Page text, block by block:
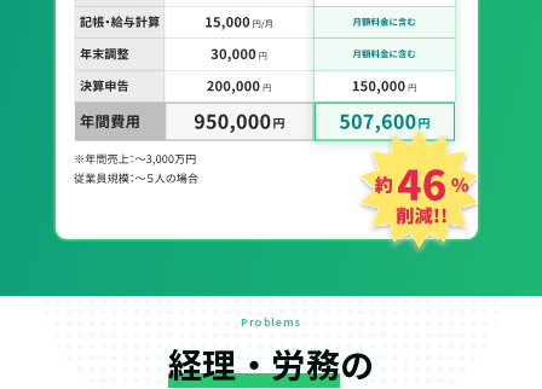
Problems
経理・労務の